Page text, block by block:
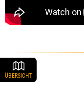
ÜBERSICHT